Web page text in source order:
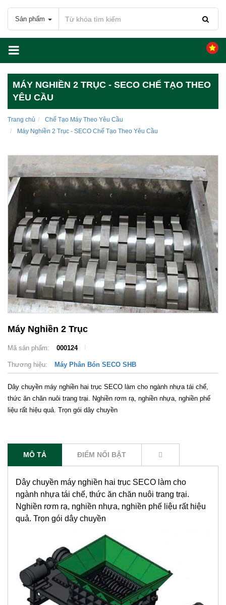
Sản phẩm
MÁY NGHIỀN 2 TRỤC - SECO CHẾ TẠO THEO
YÊU CẦU
Trang chủ
Chế Tạo Máy Theo Yêu Cầu
Máy Nghiền 2 Trục - SECO Chế Tạo Theo Yêu Cầu
Máy Nghiền 2 Trục
Mã sản phẩm: 000124
Thương hiệu: Máy Phân Bón SECO SHB
Dây chuyền máy nghiền hai trục SECO làm cho ngành nhựa tái chế,
thức ăn chăn nuôi trang trại. Nghiền rơm rạ, nghiền nhựa, nghiền phế
liệu rất hiệu quả. Trọn gói dây chuyền
MÔ TẢ ĐIỂM NỔI BẬT
Dây chuyền máy nghiền hai trục SECO làm cho
ngành nhựa tái chế, thức ăn chăn nuôi trang trại.
Nghiền rơm rạ, nghiền nhựa, nghiền phế liệu rất hiệu
quả. Trọn gói dây chuyền